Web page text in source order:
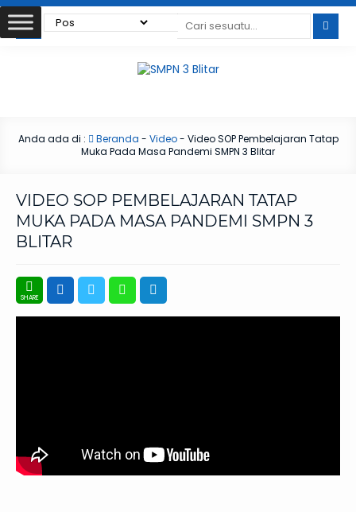
Anda ada di : Beranda - Video- Video SOP Pembelajaran Tatap
Muka Pada Masa Pandemi SMPN 3 Blitar
VIDEO SOP PEMBELAJARAN TATAP
MUKA PADA MASA PANDEMI SMPN 3
BLITAR